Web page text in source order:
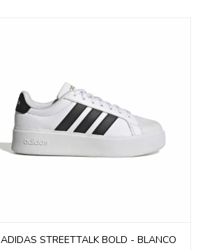
ADIDAS STREETTALK BOLD - BLANCO